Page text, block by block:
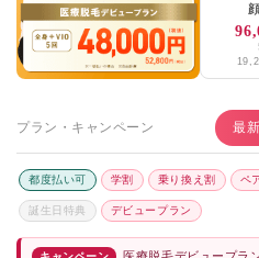
メンズリゼ町田
プラン・キャンペーン 最
都度払い可 学割 乗り換え割 ペ
誕生日特典 デビュープラン